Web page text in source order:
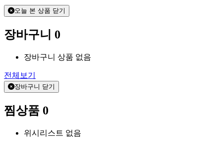
오늘 본 상품 닫기
장바구니 0
장바구니 상품 없음
전체보기
장바구니 닫기
찜상품 0
위시리스트 없음